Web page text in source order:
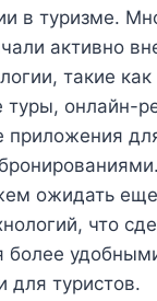
в туризме.
активно
такие как
туры, онлайн-
приложения
ожидать
что
более
для туристов.